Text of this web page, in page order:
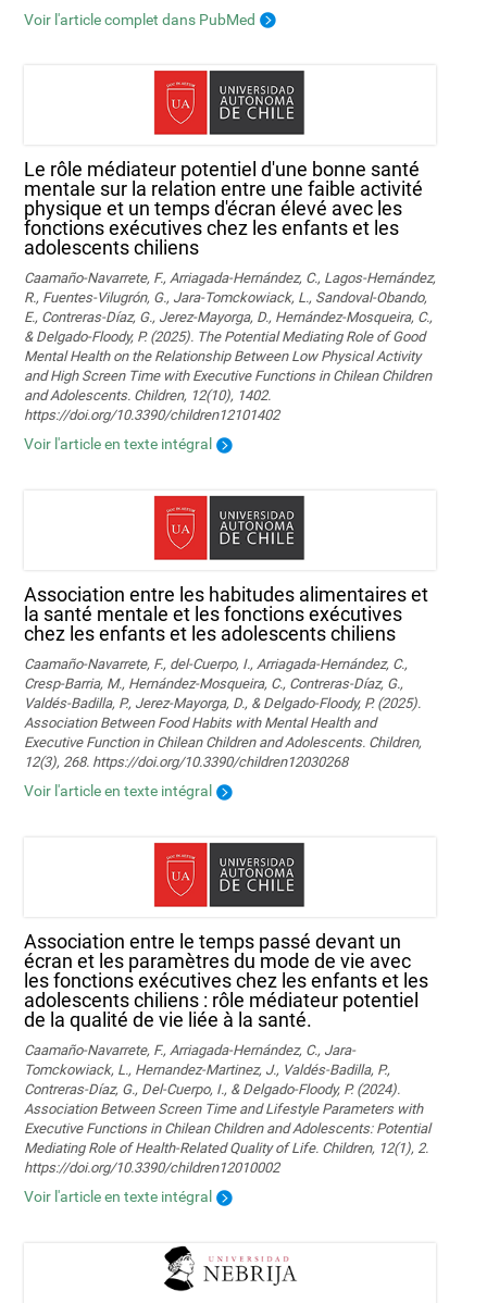
Voir l'article complet dans PubMed
Le rôle médiateur potentiel d'une bonne santé
mentale sur la relation entre une faible activité
physique et un temps d'écran élevé avec les
fonctions exécutives chez les enfants et les
adolescents chiliens
Caamaño-Navarrete, F., Arriagada-Hernández, C., Lagos-Hernández,
R., Fuentes-Vilugrón, G., Jara-Tomckowiack, L., Sandoval-Obando,
E., Contreras-Díaz, G., Jerez-Mayorga, D., Hernández-Mosqueira, C.,
& Delgado-Floody, P. (2025). The Potential Mediating Role of Good
Mental Health on the Relationship Between Low Physical Activity
and High Screen Time with Executive Functions in Chilean Children
and Adolescents. Children, 12(10), 1402.
https://doi.org/10.3390/children12101402
Voir l'article en texte intégral
Association entre les habitudes alimentaires et
la santé mentale et les fonctions exécutives
chez les enfants et les adolescents chiliens
Caamaño-Navarrete, F., del-Cuerpo, I., Arriagada-Hernández, C.,
Cresp-Barria, M., Hernández-Mosqueira, C., Contreras-Díaz, G.,
Valdés-Badilla, P., Jerez-Mayorga, D., & Delgado-Floody, P. (2025).
Association Between Food Habits with Mental Health and
Executive Function in Chilean Children and Adolescents. Children,
12(3), 268. https://doi.org/10.3390/children12030268
Voir l'article en texte intégral
Association entre le temps passé devant un
écran et les paramètres du mode de vie avec
les fonctions exécutives chez les enfants et les
adolescents chiliens : rôle médiateur potentiel
de la qualité de vie liée à la santé.
Caamaño-Navarrete, F., Arriagada-Hernández, C., Jara-
Tomckowiack, L., Hernandez-Martinez, J., Valdés-Badilla, P.,
Contreras-Díaz, G., Del-Cuerpo, I., & Delgado-Floody, P. (2024).
Association Between Screen Time and Lifestyle Parameters with
Executive Functions in Chilean Children and Adolescents: Potential
Mediating Role of Health-Related Quality of Life. Children, 12(1), 2.
https://doi.org/10.3390/children12010002
Voir l'article en texte intégral